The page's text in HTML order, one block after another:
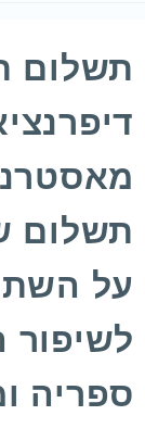
תשלום
תשלום
על
לשיפור
ספריה